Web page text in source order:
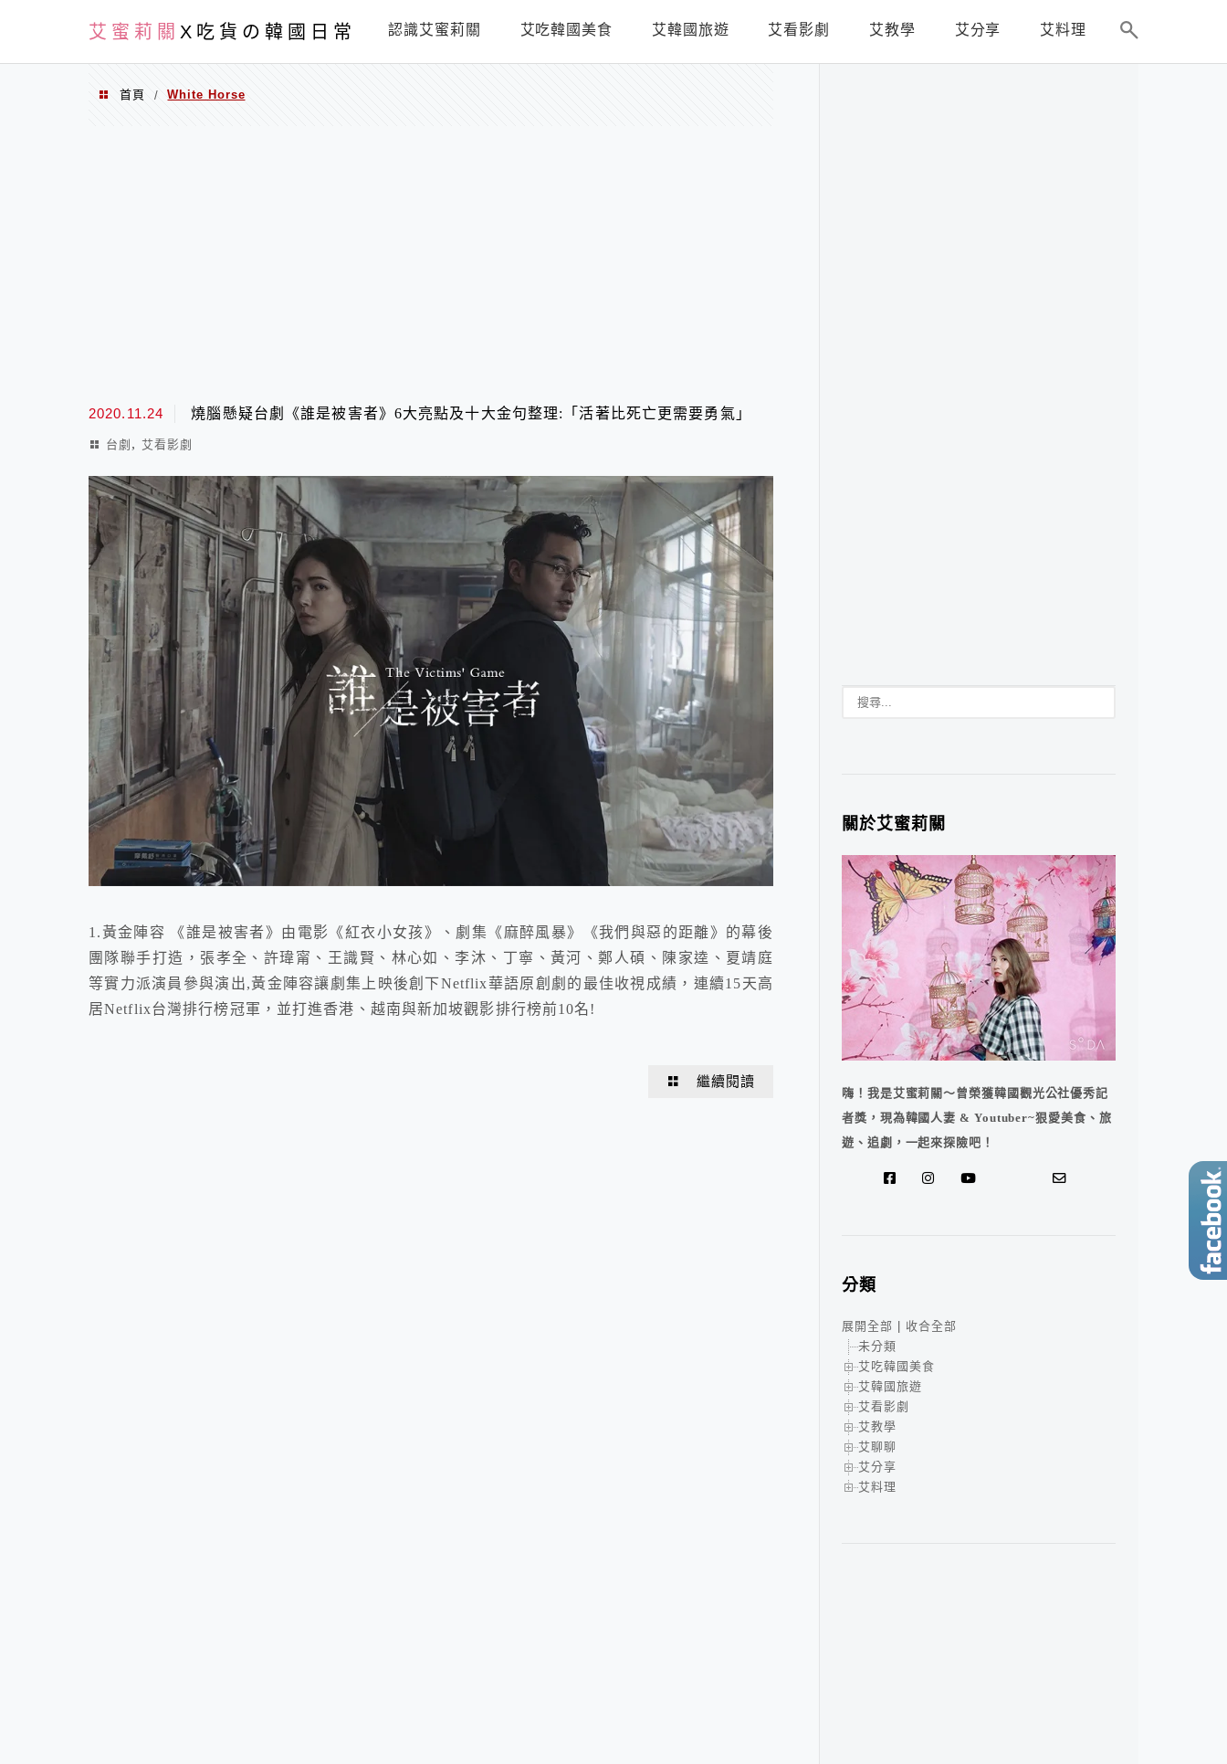
艾蜜莉關 X吃貨の韓國日常 認識艾蜜莉關 艾吃韓國美食 艾韓國旅遊 艾看影劇 艾教學 艾分享 艾料理
首頁 / White Horse
2020.11.24 燒腦懸疑台劇《誰是被害者》6大亮點及十大金句整理:「活著比死亡更需要勇氣」
台劇 , 艾看影劇
1.黃金陣容 《誰是被害者》由電影《紅衣小女孩》、劇集《麻醉風暴》《我們與惡的距離》的幕後
團隊聯手打造，張孝全、許瑋甯、王識賢、林心如、李沐、丁寧、黃河、鄭人碩、陳家逵、夏靖庭
等實力派演員參與演出,黃金陣容讓劇集上映後創下Netflix華語原創劇的最佳收視成績，連續15天高
居Netflix台灣排行榜冠軍，並打進香港、越南與新加坡觀影排行榜前10名!
繼續閱讀
關於艾蜜莉關
嗨！我是艾蜜莉關～曾榮獲韓國觀光公社優秀記
者獎，現為韓國人妻 & Youtuber~狠愛美食、旅
遊、追劇，一起來探險吧！
分類
展開全部
收合全部
未分類
艾吃韓國美食
艾韓國旅遊
艾看影劇
艾教學
艾聊聊
艾分享
艾料理